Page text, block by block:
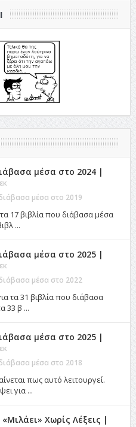
μέσα στο 2024 |
μέσα στο 2019
17 βιβλία που διάβασα μέσα
...
μέσα στο 2025 |
μέσα στο 2022
τα 31 βιβλία που διάβασα
33 β ...
μέσα στο 2025 |
μέσα στο 2018
πως αυτό λειτουργεί.
για ...
Χωρίς Λέξεις |